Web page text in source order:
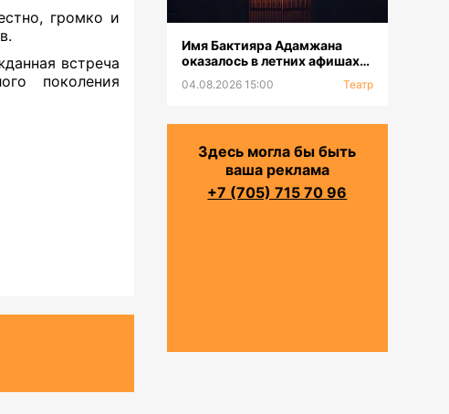
громко и
встреча
поколения
Имя Бактияра Адамжана
оказалось в летних афишах
04.08.2026 15:00 Театр
Здесь могла бы быть
ваша реклама
+7 (705) 715 70 96